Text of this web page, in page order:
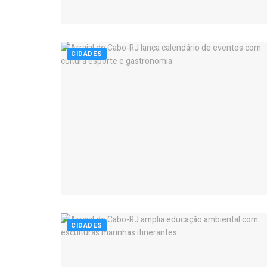
CIDADES
CIDADES